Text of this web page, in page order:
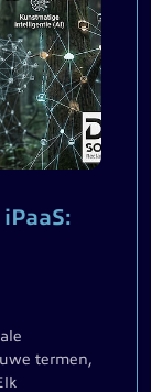
termen,